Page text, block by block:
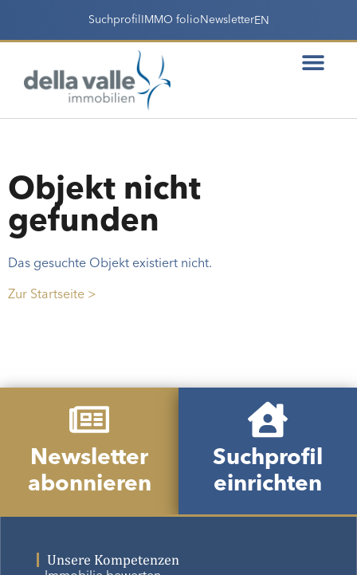
Suchprofil IMMO folio NewsletterEN
Objekt nicht
gefunden
Das gesuchte Objekt existiert nicht.
Zur Startseite >
Newsletter
abonnieren
Suchprofil
einrichten
Unsere Kompetenzen